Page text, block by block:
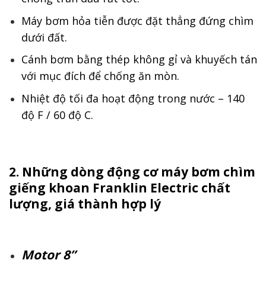
Máy bơm hỏa tiễn được đặt thẳng đứng chìm
dưới đất.
Cánh bơm bằng thép không gỉ và khuyếch tán
với mục đích để chống ăn mòn.
Nhiệt độ tối đa hoạt động trong nước – 140
độ F / 60 độ C.
2. Những dòng động cơ máy bơm chìm
giếng khoan Franklin Electric chất
lượng, giá thành hợp lý
Motor 8”